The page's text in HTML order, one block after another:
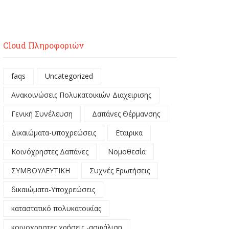
Cloud Πληροφοριών
faqs
Uncategorized
Ανακοινώσεις Πολυκατοικιών Διαχειρισης
Γενική Συνέλευση
Δαπάνες Θέρμανσης
Δικαιώματα-υποχρεώσεις
Εταιρικα
Κοινόχρηστες Δαπάνες
Νομοθεσία
ΣΥΜΒΟΥΛΕΥΤΙΚΗ
Συχνές Ερωτήσεις
δικαιώματα-Υποχρεώσεις
καταστατικό πολυκατοικίας